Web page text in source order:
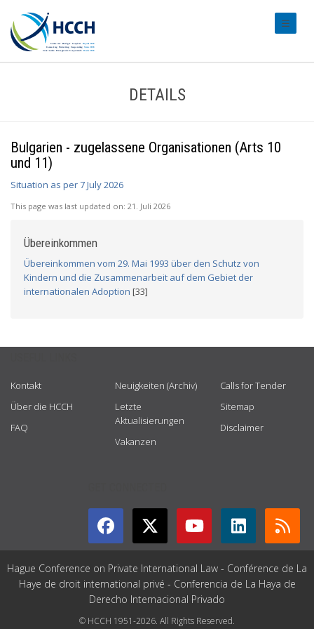
DETAILS
Bulgarien - zugelassene Organisationen (Arts 10
und 11)
Situation as per 7 July 2026
This page was last updated on: 21. Juli 2026
Übereinkommen
Übereinkommen vom 29. Mai 1993 über den Schutz von
Kindern und die Zusammenarbeit auf dem Gebiet der
internationalen Adoption [33]
Kontakt
Über die HCCH
FAQ
Neuigkeiten (Archiv)
Letzte
Aktualisierungen
Vakanzen
Calls for Tender
Sitemap
Disclaimer
Hague Conference on Private International Law - Conférence de La
Haye de droit international privé - Conferencia de La Haya de
Derecho Internacional Privado
© HCCH 1951-2026. All Rights Reserved.